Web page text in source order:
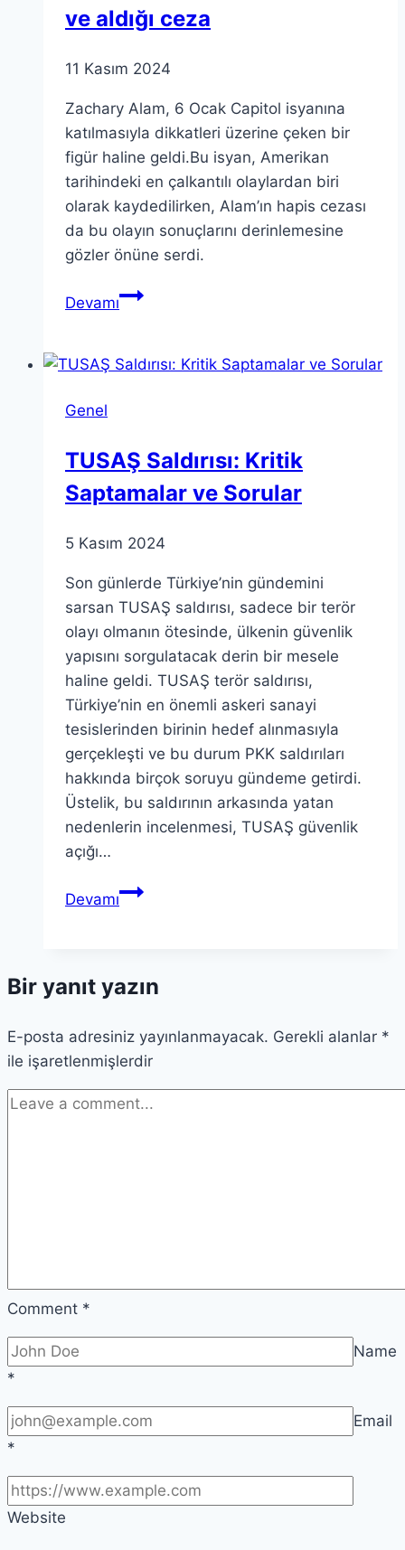
ve aldığı ceza
11 Kasım 2024
Zachary Alam, 6 Ocak Capitol isyanına
katılmasıyla dikkatleri üzerine çeken bir
figür haline geldi.Bu isyan, Amerikan
tarihindeki en çalkantılı olaylardan biri
olarak kaydedilirken, Alam’ın hapis cezası
da bu olayın sonuçlarını derinlemesine
gözler önüne serdi.
DevamıZachary
isyanı
Genel
TUSAŞ Saldırısı: Kritik
Saptamalar ve Sorular
5 Kasım 2024
Son günlerde Türkiye’nin gündemini
sarsan TUSAŞ saldırısı, sadece bir terör
olayı olmanın ötesinde, ülkenin güvenlik
yapısını sorgulatacak derin bir mesele
haline geldi. TUSAŞ terör saldırısı,
Türkiye’nin en önemli askeri sanayi
tesislerinden birinin hedef alınmasıyla
gerçekleşti ve bu durum PKK saldırıları
hakkında birçok soruyu gündeme getirdi.
Üstelik, bu saldırının arkasında yatan
nedenlerin incelenmesi, TUSAŞ güvenlik
açığı…
DevamıTUSAŞ
ve
Bir yanıt yazın
E-posta adresiniz yayınlanmayacak. Gerekli alanlar *
ile işaretlenmişlerdir
Comment *
Name
*
Email
*
Website